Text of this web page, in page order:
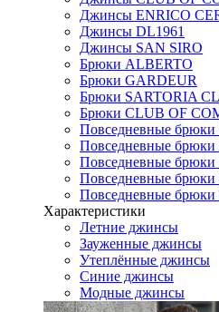
Джинсы ENRICO
Джинсы DL1961
Джинсы SAN SIRO
Брюки ALBERTO
Брюки GARDEUR
Брюки SARTORIA
Брюки CLUB OF
Повседневные брюки
Повседневные
Повседневные
Повседневные
Повседневные
Характеристики
Летние джинсы
Зауженные джинсы
Утеплённые джинсы
Синие джинсы
Модные джинсы